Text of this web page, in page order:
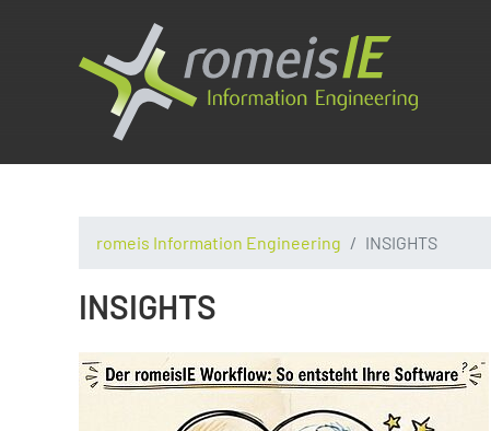
romeis Information Engineering INSIGHTS
INSIGHTS